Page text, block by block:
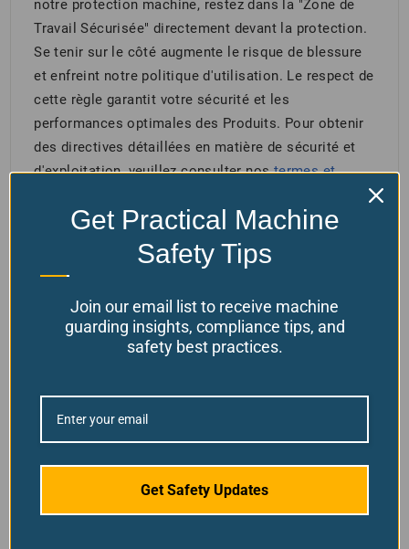
notre protection machine, restez dans la "Zone de
Travail Sécurisée" directement devant la protection.
Se tenir sur le côté augmente le risque de blessure
et enfreint notre politique d'utilisation. Le respect de
cette règle garantit votre sécurité et les
performances optimales des Produits. Pour obtenir
des directives détaillées en matière de sécurité et
d'exploitation, veuillez consulter nostermes et
Produits connexes
Système de clé
Crochet avant
Get Practical Machine
Safety Tips
Join our email list to receive machine
guarding insights, compliance tips, and
safety best practices.
Get Safety Updates